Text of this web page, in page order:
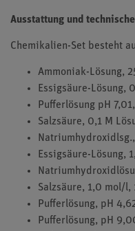
Ausstattung und
Chemikalien-Set besteht
Ammoniak-Lösung,
Essigsäure-Lösung,
Pufferlösung pH
Salzsäure, 0,1 M
Essigsäure-Lösung,
Salzsäure, 1,0 mol/
Pufferlösung, pH
Pufferlösung, pH